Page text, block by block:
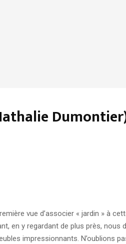
vue d’associer « jardin » à
en y regardant de plus près,
impressionnants. N’oublions